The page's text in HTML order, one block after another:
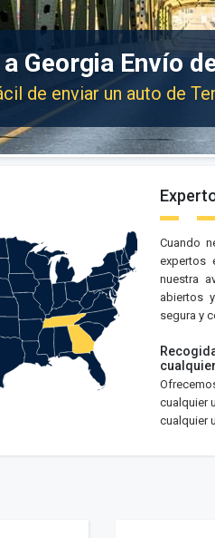
Georgia Envío
de enviar un auto de
Cuando
expertos
nuestra
abiertos
segura y
cualquier
cualquier